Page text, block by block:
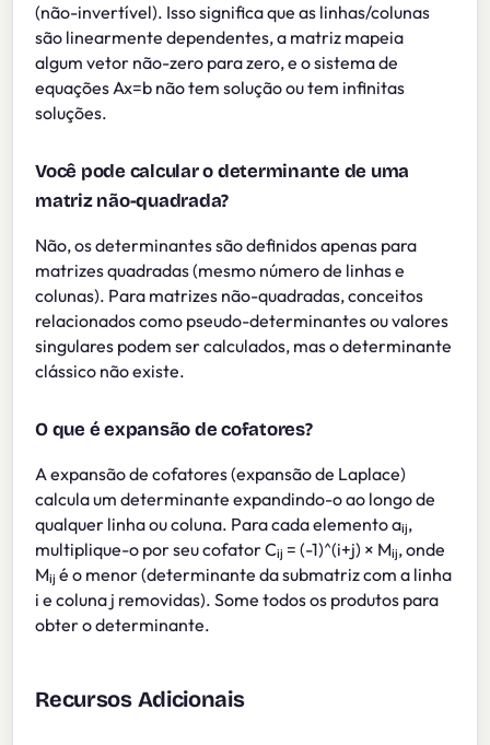
(não-invertível). Isso significa que as linhas/colunas
são linearmente dependentes, a matriz mapeia
algum vetor não-zero para zero, e o sistema de
equações Ax=b não tem solução ou tem infinitas
soluções.
Você pode calcular o determinante de uma
matriz não-quadrada?
Não, os determinantes são definidos apenas para
matrizes quadradas (mesmo número de linhas e
colunas). Para matrizes não-quadradas, conceitos
relacionados como pseudo-determinantes ou valores
singulares podem ser calculados, mas o determinante
clássico não existe.
O que é expansão de cofatores?
A expansão de cofatores (expansão de Laplace)
calcula um determinante expandindo-o ao longo de
qualquer linha ou coluna. Para cada elemento aᵢⱼ,
multiplique-o por seu cofator Cᵢⱼ = (-1)^(i+j) × Mᵢⱼ, onde
Mᵢⱼ é o menor (determinante da submatriz com a linha
i e coluna j removidas). Some todos os produtos para
obter o determinante.
Recursos Adicionais